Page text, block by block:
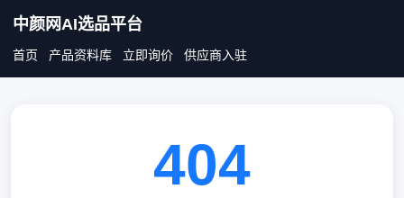
中颜网AI选品平台
首页 产品资料库 立即询价 供应商入驻
404